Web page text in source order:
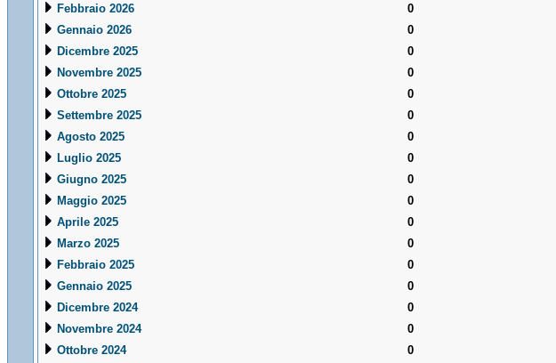
Febbraio 2026
0
Gennaio 2026
0
Dicembre 2025
0
Novembre 2025
0
Ottobre 2025
0
Settembre 2025
0
Agosto 2025
0
Luglio 2025
0
Giugno 2025
0
Maggio 2025
0
Aprile 2025
0
Marzo 2025
0
Febbraio 2025
0
Gennaio 2025
0
Dicembre 2024
0
Novembre 2024
0
Ottobre 2024
0